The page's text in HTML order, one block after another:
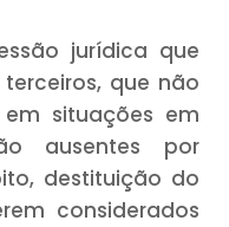
jurídica que
que não
situações em
ausentes por
destituição do
considerados